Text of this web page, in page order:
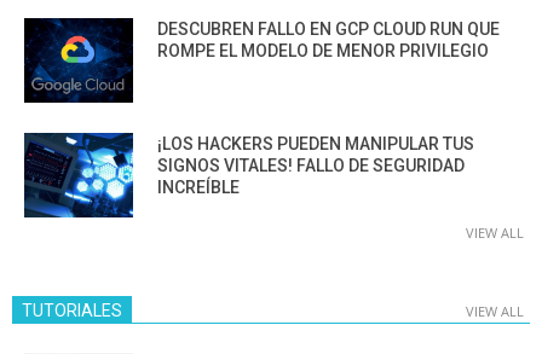
DESCUBREN FALLO EN GCP CLOUD RUN QUE
ROMPE EL MODELO DE MENOR PRIVILEGIO
¡LOS HACKERS PUEDEN MANIPULAR TUS
SIGNOS VITALES! FALLO DE SEGURIDAD
INCREÍBLE
VIEW ALL
TUTORIALES VIEW ALL